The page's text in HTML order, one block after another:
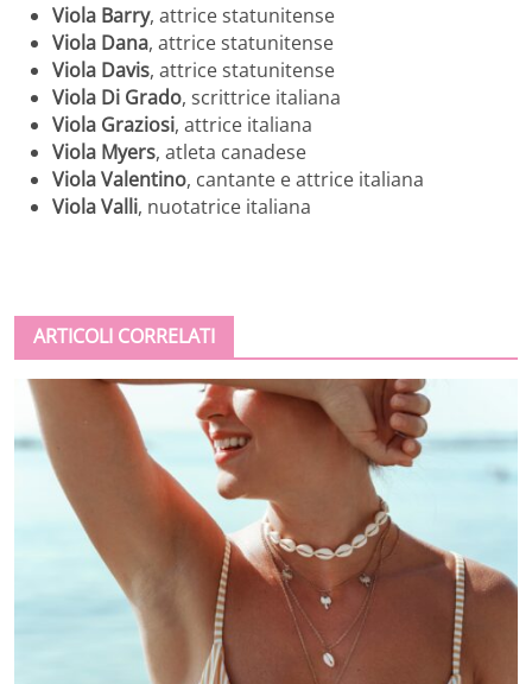
Viola Barry, attrice statunitense
Viola Dana, attrice statunitense
Viola Davis, attrice statunitense
Viola Di Grado, scrittrice italiana
Viola Graziosi, attrice italiana
Viola Myers, atleta canadese
Viola Valentino, cantante e attrice italiana
Viola Valli, nuotatrice italiana
ARTICOLI CORRELATI